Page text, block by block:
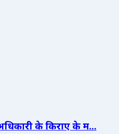
के किराए के म...